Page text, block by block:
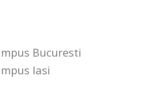
Bucuresti
Iasi